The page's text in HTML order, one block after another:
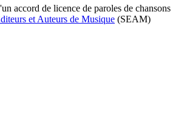
accord de licence de paroles de chansons
et Auteurs de Musique (SEAM)